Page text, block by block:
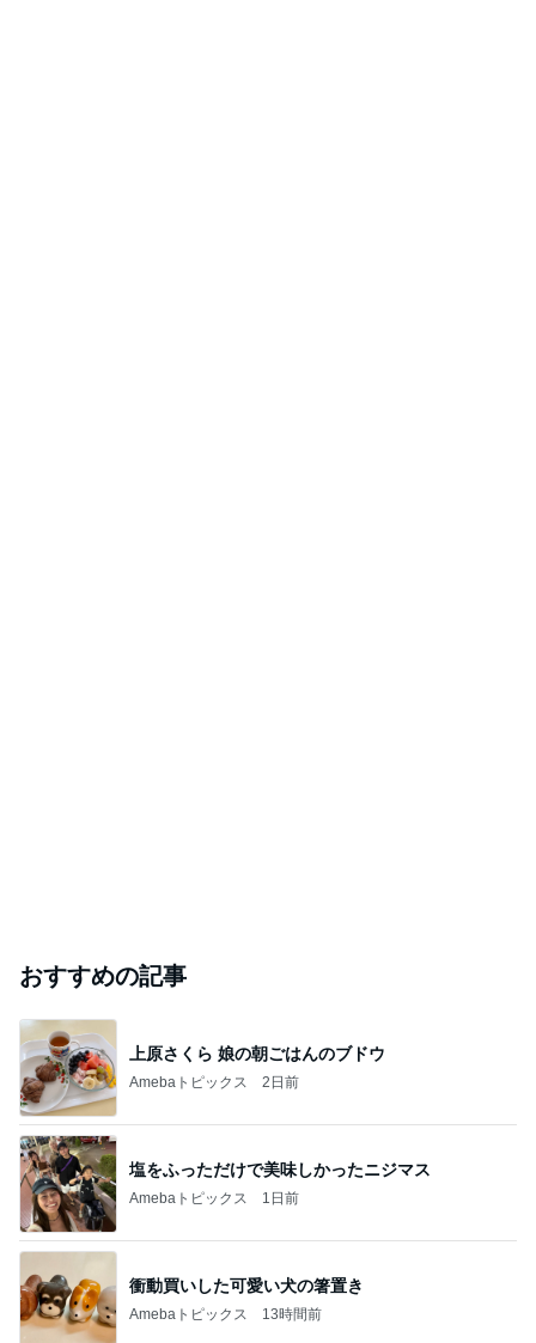
おすすめの記事
上原さくら 娘の朝ごはんのブドウ
Amebaトピックス 2日前
塩をふっただけで美味しかったニジマス
Amebaトピックス 1日前
衝動買いした可愛い犬の箸置き
Amebaトピックス 13時間前